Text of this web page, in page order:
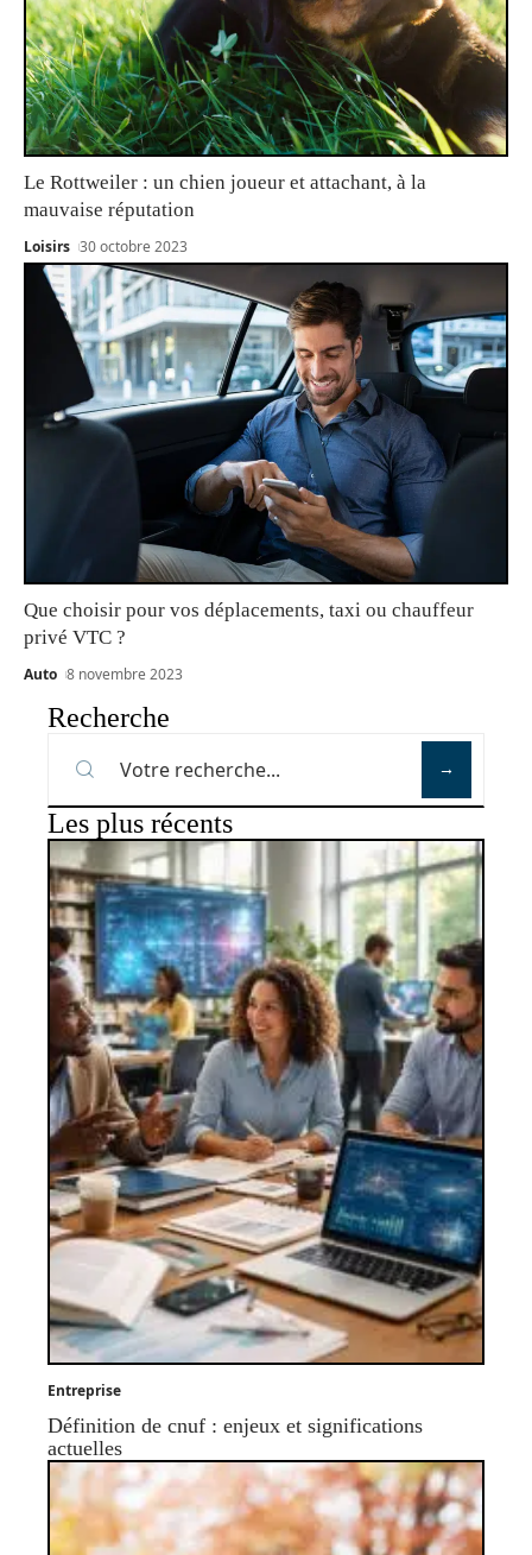
Le Rottweiler : un chien joueur et attachant, à la
mauvaise réputation
Loisirs 30 octobre 2023
Que choisir pour vos déplacements, taxi ou chauffeur
privé VTC ?
Auto 8 novembre 2023
Recherche
Les plus récents
Entreprise
Définition de cnuf : enjeux et significations
actuelles